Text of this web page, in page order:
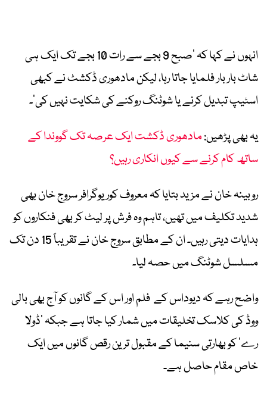
انہوں نے کہا کہ ’صبح 9 بجے سے رات 10 بجے تک ایک ہی
شاٹ بار بار فلمایا جاتا رہا، لیکن مادھوری ڈکشٹ نے کبھی
اسٹیپ تبدیل کرنے یا شوٹنگ روکنے کی شکایت نہیں کی‘۔
یہ بھی پڑھیں:مادھوری ڈکشت ایک عرصہ تک گووندا کے
ساتھ کام کرنے سے کیوں انکاری رہیں؟
روبینہ خان نے مزید بتایا کہ معروف کوریوگرافر سروج خان بھی
شدید تکلیف میں تھیں، تاہم وہ فرش پر لیٹ کر بھی فنکاروں کو
ہدایات دیتی رہیں۔ ان کے مطابق سروج خان نے تقریباً 15 دن تک
مسلسل شوٹنگ میں حصہ لیا۔
واضح رہے کہ دیوداس کے فلم اور اس کے گانوں کو آج بھی بالی
ووڈ کی کلاسک تخلیقات میں شمار کیا جاتا ہے جبکہ ’ڈولا
رے‘ کو بھارتی سنیما کے مقبول ترین رقص گانوں میں ایک
خاص مقام حاصل ہے۔